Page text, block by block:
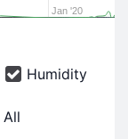
Jan '20
Humidity
All